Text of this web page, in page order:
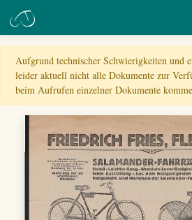
Aufgrund technischer Schwierigkeiten und
leider aktuell nicht alle Dokumente zur
beim Aufrufen einzelner Dokumente